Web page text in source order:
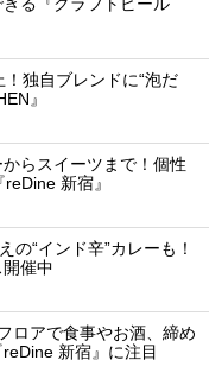
独自ブレンドに“泡だ
』
らスイーツまで！個性
新宿』
の“インド辛”カレーも！
開催中
ロアで食事やお酒、締め
新宿』に注目